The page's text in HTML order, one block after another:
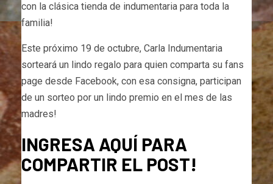
con la clásica tienda de indumentaria para toda la
familia!
Este próximo 19 de octubre, Carla Indumentaria
sorteará un lindo regalo para quien comparta su fans
page desde Facebook, con esa consigna, participan
de un sorteo por un lindo premio en el mes de las
madres!
INGRESA AQUÍ PARA
COMPARTIR EL POST!